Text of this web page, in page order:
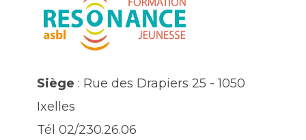
Siège : Rue des Drapiers 25 - 1050
Ixelles
Tél 02/230.26.06